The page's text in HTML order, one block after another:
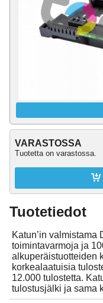
VARASTOSSA
Tuotetta on varastossa.

Tuotetiedot
Katun’in valmistama
toimintavarmoja ja
alkuperäistuotteiden
korkealaatuisia
12.000 tulostetta.
tulostusjälki ja sama